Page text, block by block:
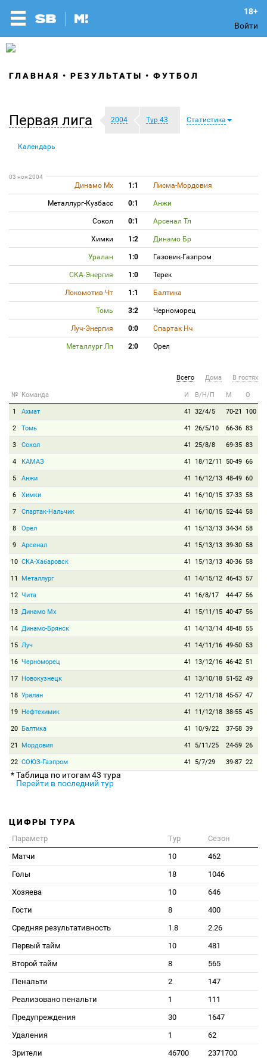
Войти
ГЛАВНАЯ РЕЗУЛЬТАТЫ ФУТБОЛ
Первая лига 2004 Тур 43 Статистика
Календарь
03 ноя 2004
Динамо Мх 1:1 Лисма-Мордовия
Металлург-Кузбасс 0:1 Анжи
Сокол 0:1 Арсенал Тл
Химки 1:2 Динамо Бр
Уралан 1:0 Газовик-Газпром
СКА-Энергия 1:0 Терек
Локомотив Чт 1:1 Балтика
Томь 3:2 Черноморец
Луч-Энергия 0:0 Спартак Нч
Металлург Лп 2:0 Орел
Всего Дома В гостях
№ Команда И В/Н/П М О
1 Ахмат 41 32/4/5 70-21 100
2 Томь 41 26/5/10 66-36 83
3 Сокол 41 25/8/8 69-35 83
4 КАМАЗ 41 18/12/11 50-49 66
5 Анжи 41 16/12/13 48-49 60
6 Химки 41 16/10/15 37-33 58
7 Спартак-Нальчик 41 16/10/15 52-44 58
8 Орел 41 15/13/13 34-34 58
9 Арсенал 41 15/13/13 39-30 58
10 СКА-Хабаровск 41 15/13/13 40-36 58
11 Металлург 41 14/15/12 46-43 57
12 Чита 41 16/8/17 44-47 56
13 Динамо Мх 41 15/11/15 40-47 56
14 Динамо-Брянск 41 14/13/14 48-48 55
15 Луч 41 14/11/16 49-50 53
16 Черноморец 41 13/12/16 46-42 51
17 Новокузнецк 41 13/10/18 51-52 49
18 Уралан 41 12/11/18 45-57 47
19 Нефтехимик 41 11/12/18 38-55 45
20 Балтика 41 10/9/22 37-58 39
21 Мордовия 41 5/11/25 24-59 26
22 СОЮЗ-Газпром 41 5/7/29 39-87 22
* Таблица по итогам 43 тура
Перейти в последний тур
ЦИФРЫ ТУРА
Параметр Тур
Сезон
Матчи
10
462
Голы
18
1046
Хозяева
10
646
Гости
8
400
Средняя результативность
1.8
2.26
Первый тайм
10
481
Второй тайм
8
565
Пенальти
2
147
Реализовано пенальти
1
111
Предупреждения
30
1647
Удаления
1
62
Зрители
46700
2371700